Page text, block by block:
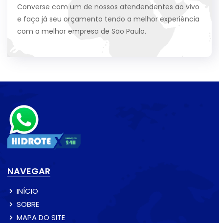
Converse com um de nossos atendendentes ao vivo
e faça já seu orçamento tendo a melhor experiência
com a melhor empresa de São Paulo.
NAVEGAR
INÍCIO
SOBRE
MAPA DO SITE